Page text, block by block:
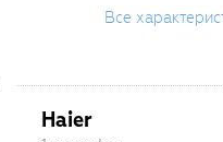
Все
Haier